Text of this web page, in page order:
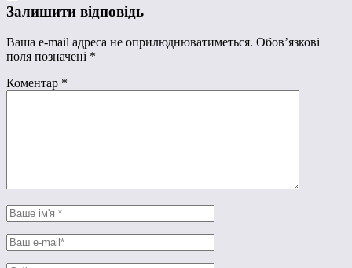
Залишити відповідь
Ваша e-mail адреса не оприлюднюватиметься. Обов’язкові
поля позначені *
Коментар *